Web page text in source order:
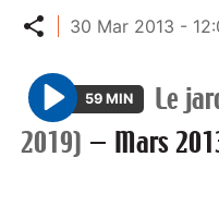
Partager
30 Mar 2013 -
P
l
59 MIN
Le
2019) — Mars